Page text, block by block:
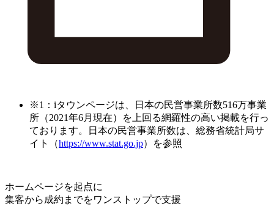
※1：iタウンページは、日本の民営事業所数516万事業
所（2021年6月現在）を上回る網羅性の高い掲載を行っ
ております。日本の民営事業所数は、総務省統計局サ
イト（https://www.stat.go.jp）を参照
ホームページを起点に
集客から成約までをワンストップで支援